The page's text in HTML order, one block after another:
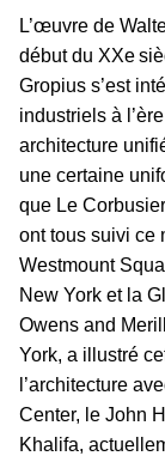
L’œuvre de
début du XXe
Gropius s’est
industriels à
architecture
une certaine
que Le
ont tous suivi ce
Westmount
New York et la
Owens and
York, a illustré
l’architecture
Center, le John
Khalifa,